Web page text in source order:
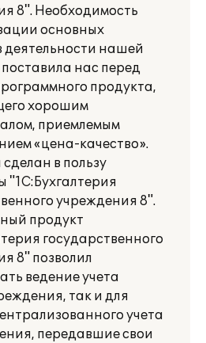
8". Необходимость
основных
деятельности нашей
нас перед
продукта,
хорошим
приемлемым
«цена-качество».
в пользу
"1С:Бухгалтерия
учреждения 8".
продукт
государственного
8" позволил
ведение учета
так и для
учета
передавшие свои